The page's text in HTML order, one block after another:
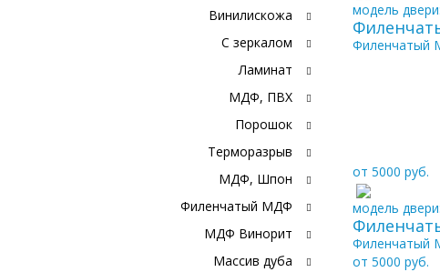
Винилискожа
С зеркалом
Ламинат
МДФ, ПВХ
Порошок
Терморазрыв
МДФ, Шпон
Филенчатый МДФ
МДФ Винорит
Массив дуба
модель двери:
Филенчатый
от 5000 руб.
модель двери:
Филенчатый
от 5000 руб.